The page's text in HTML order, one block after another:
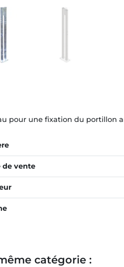
pour une fixation du portillon
de vente
catégorie :